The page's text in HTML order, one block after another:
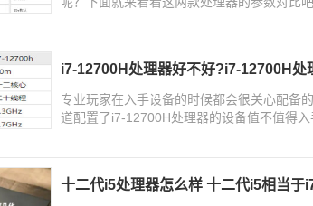
i7-12700H处理器好不好?i7-12700H处
专业玩家在入手设备的时候都会很关心配备
道配置了i7-12700H处理器的设备值不值得
十二代i5处理器怎么样 十二代i5相当于